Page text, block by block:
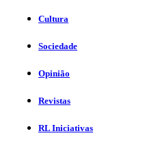
Cultura
Sociedade
Opinião
Revistas
RL Iniciativas